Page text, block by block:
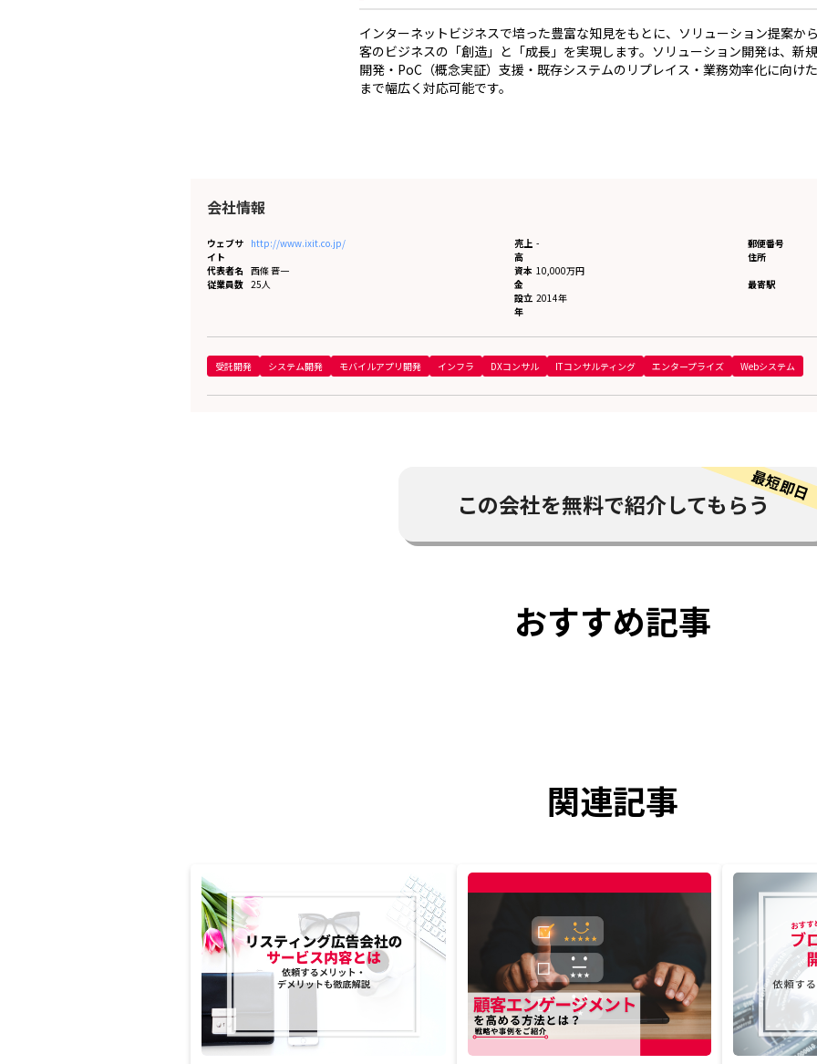
インターネットビジネスで培った豊富な知見をもとに、ソリューション提案か
客のビジネスの「創造」と「成長」を実現します。ソリューション開発は、新
開発・PoC（概念実証）支援・既存システムのリプレイス・業務効率化に向け
まで幅広く対応可能です。
会社情報
ウェブサ
イト
http://www.ixit.co.jp/
代表者名 西條 晋一
従業員数 25人
売上
高
-
資本
金
10,000万円
設立
年
2014年
郵便番号
住所
最寄駅
受託開発 システム開発 モバイルアプリ開発 インフラ DXコンサル ITコンサルティング エンタープライズ Webシステム
この会社を無料で紹介してもらう
おすすめ記事
関連記事